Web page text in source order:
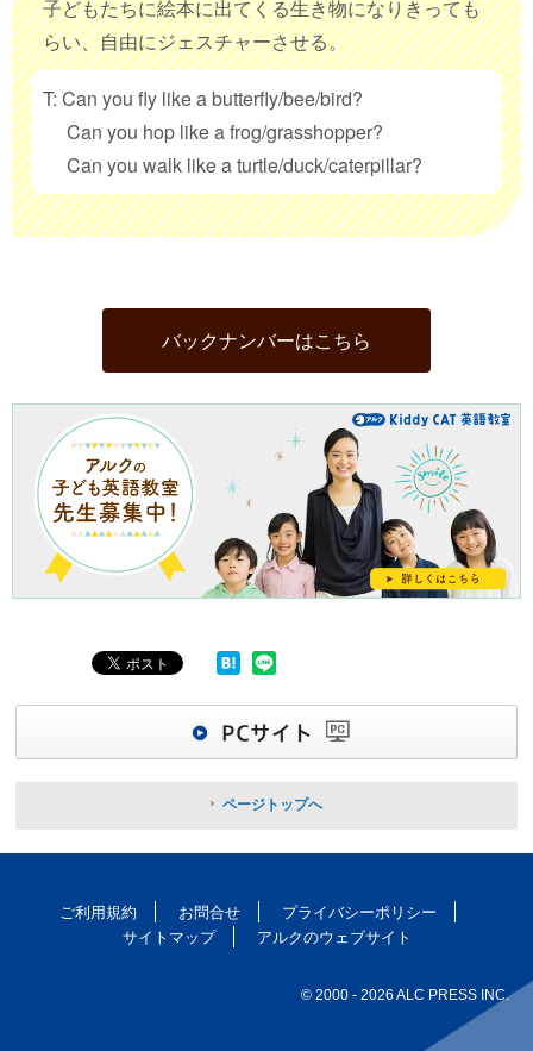
子どもたちに絵本に出てくる生き物になりきっても
らい、自由にジェスチャーさせる。
T: Can you fly like a butterfly/bee/bird?
Can you hop like a frog/grasshopper?
Can you walk like a turtle/duck/caterpillar?
バックナンバーはこちら
ページトップへ
ご利用規約 お問合せ
プライバシーポリシー
サイトマップ
アルクのウェブサイト
© 2000 - 2026 ALC PRESS INC.